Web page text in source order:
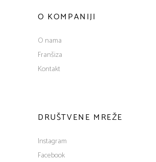
O KOMPANIJI
O nama
Franšiza
Kontakt
DRUŠTVENE MREŽE
Instagram
Facebook